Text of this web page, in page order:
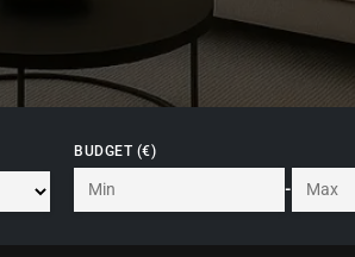
BUDGET (€)
-